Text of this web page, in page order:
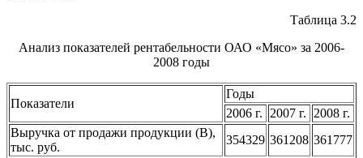
Таблица 3.2
Анализ показателей рентабельности ОАО «Мясо» за 2006-
2008 годы
Показатели
Годы
2006 г.
2007 г.
2008 г.
Выручка от продажи продукции (В),
тыс. руб.
354329 361208 361777